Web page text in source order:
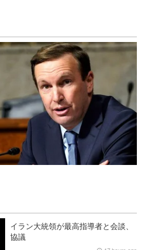
前に麻痺状態
体の一部を失う
イラン大統領が最高指導者と会談、
協議